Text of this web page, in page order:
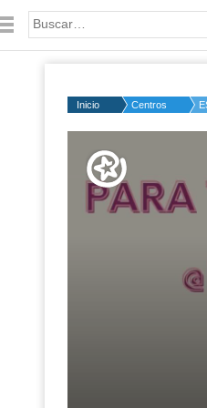
Palabra o frase:
Inicio Centros
50%